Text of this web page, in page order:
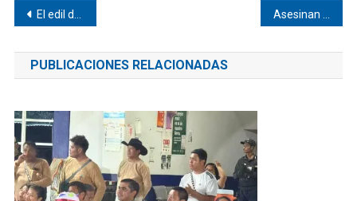
Navegación
de
entradas
El edil de Jicayán asistió al Encuentro Nacional Municipal Asesinan a joven en Santa María Cortijo
PUBLICACIONES RELACIONADAS